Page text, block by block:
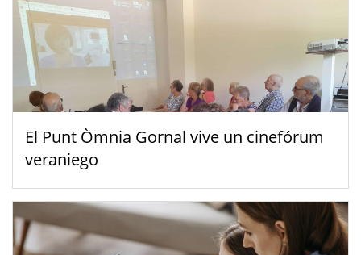
El Punt Òmnia Gornal vive un cinefórum
veraniego